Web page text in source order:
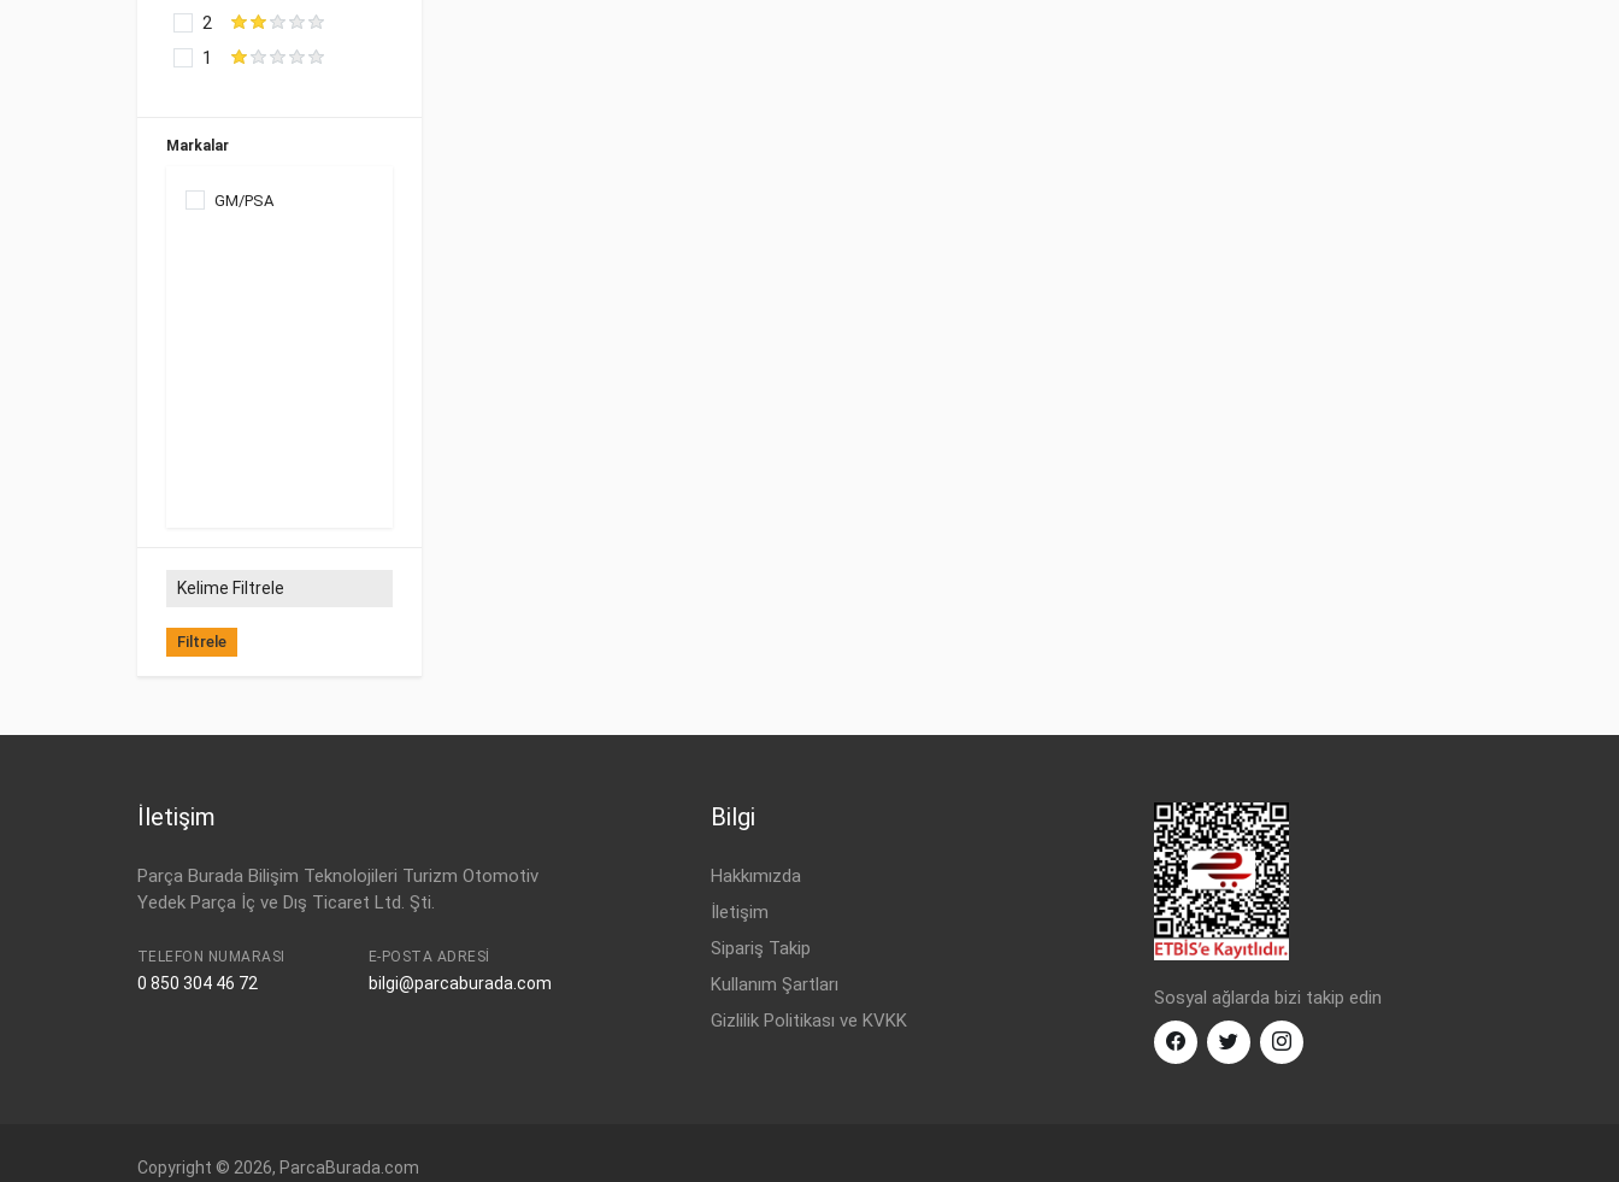
2
1
Markalar
GM/PSA
Filtrele
İletişim
Parça Burada Bilişim Teknolojileri Turizm Otomotiv
Yedek Parça İç ve Dış Ticaret Ltd. Şti.
TELEFON NUMARASI
0 850 304 46 72
E-POSTA ADRESI
bilgi@parcaburada.com
Bilgi
Hakkımızda
İletişim
Sipariş Takip
Kullanım Şartları
Gizlilik Politikası ve KVKK
Sosyal ağlarda bizi takip edin
Copyright © 2026, ParcaBurada.com